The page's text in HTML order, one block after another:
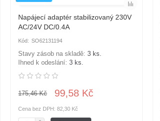
Napájecí adaptér stabilizovaný 230V
AC/24V DC/0.4A
SO62131194
Stavy zásob na skladě: 3 ks.
Ihned k odeslání: 3 ks.
175,46 Kč 99,58 Kč
Cena bez DPH: 82,30 Kč